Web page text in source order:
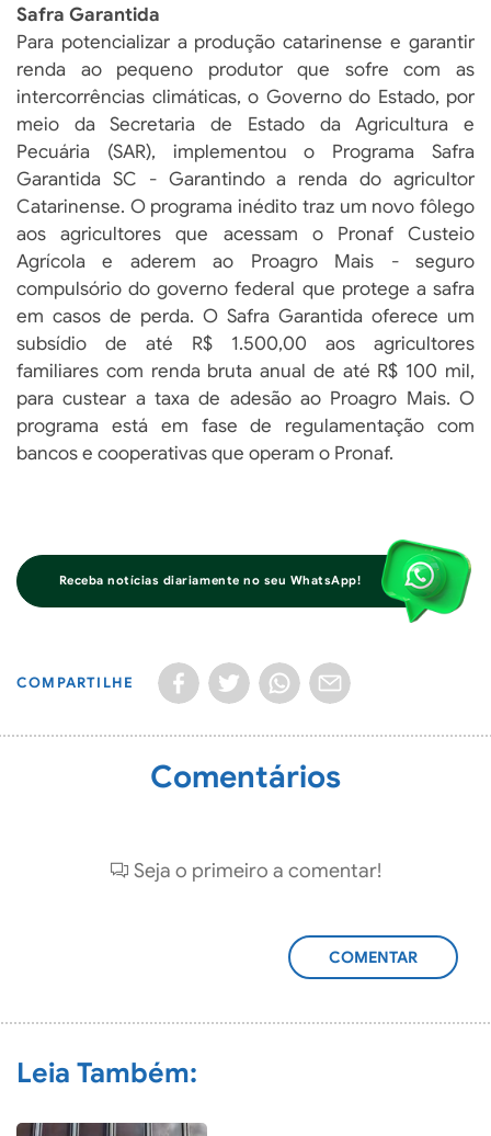
Safra Garantida
Para potencializar a produção catarinense e garantir
renda ao pequeno produtor que sofre com as
intercorrências climáticas, o Governo do Estado, por
meio da Secretaria de Estado da Agricultura e
Pecuária (SAR), implementou o Programa Safra
Garantida SC - Garantindo a renda do agricultor
Catarinense. O programa inédito traz um novo fôlego
aos agricultores que acessam o Pronaf Custeio
Agrícola e aderem ao Proagro Mais - seguro
compulsório do governo federal que protege a safra
em casos de perda. O Safra Garantida oferece um
subsídio de até R$ 1.500,00 aos agricultores
familiares com renda bruta anual de até R$ 100 mil,
para custear a taxa de adesão ao Proagro Mais. O
programa está em fase de regulamentação com
bancos e cooperativas que operam o Pronaf.
Receba notícias diariamente no seu WhatsApp!
COMPARTILHE
Comentários
Seja o primeiro a comentar!
ADICIONAR
Leia Também: